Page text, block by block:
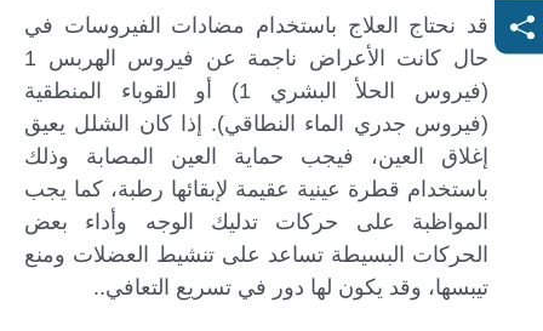
قد نحتاج العلاج باستخدام مضادات الفيروسات في
حال كانت الأعراض ناجمة عن فيروس الهربس 1
(فيروس الحلأ البشري 1) أو القوباء المنطقية
(فيروس جدري الماء النطاقي). إذا كان الشلل يعيق
إغلاق العين، فيجب حماية العين المصابة وذلك
باستخدام قطرة عينية عقيمة لإبقائها رطبة، كما يجب
المواظبة على حركات تدليك الوجه وأداء بعض
الحركات البسيطة تساعد على تنشيط العضلات ومنع
تيبسها، وقد يكون لها دور في تسريع التعافي..